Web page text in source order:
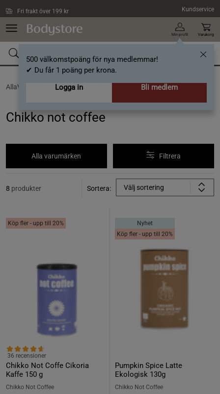
Fri frakt över 199 kr Kundservice
Min profil
500 välkomstpoäng för nya medlemmar!
✔ Du får 1 poäng per krona.
Logga in
Bli medlem
Varukorg
AllaVarumärken /Chikko not coffee
Chikko not coffee
Alla varumärken Filtrera
8 produkter Sortera: Välj sortering
Köp fler - upp till 20%
Chikko Not Coffe Cikoria
Kaffe 150 g
36 recensioner
Chikko Not Coffee
Nyhet
Köp fler - upp till 20%
Pumpkin Spice Latte
Ekologisk 130g
Chikko Not Coffee